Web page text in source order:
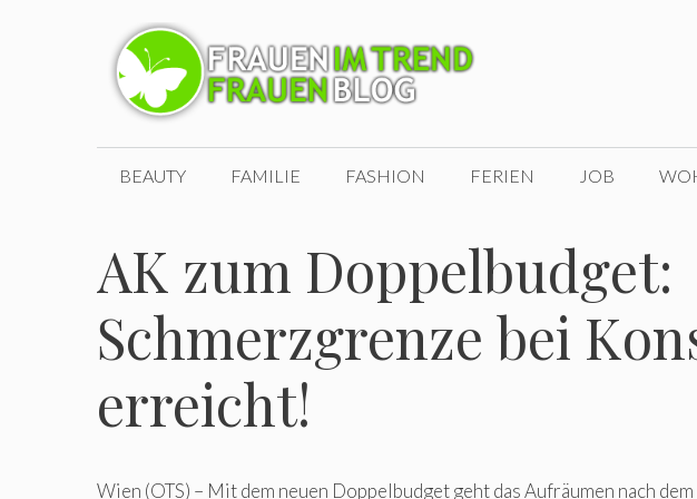
BEAUTY FAMILIE FASHION FERIEN JOB
AK zum Doppelbudget:
Schmerzgrenze bei
erreicht!
Wien (OTS) – Mit dem neuen Doppelbudget geht das Aufräumen nach dem